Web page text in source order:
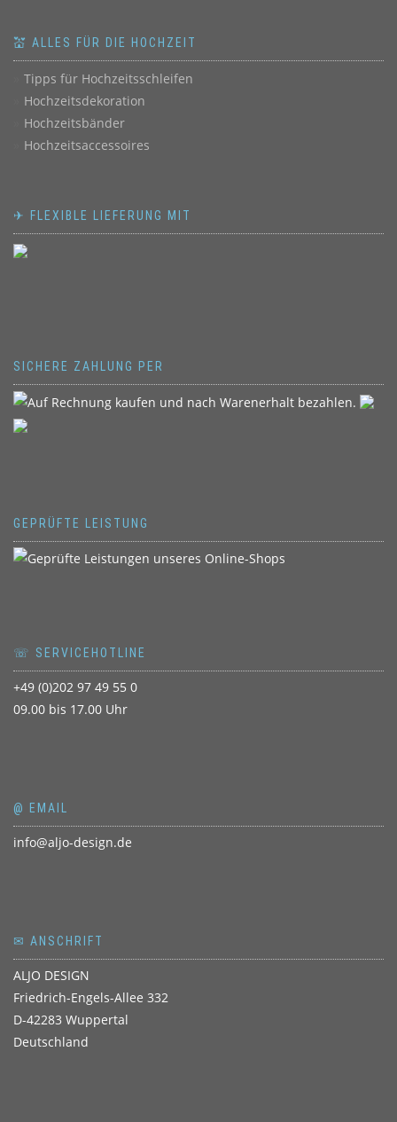
💒 ALLES FÜR DIE HOCHZEIT
Tipps für Hochzeitsschleifen
Hochzeitsdekoration
Hochzeitsbänder
Hochzeitsaccessoires
✈ FLEXIBLE LIEFERUNG MIT
SICHERE ZAHLUNG PER
GEPRÜFTE LEISTUNG
☏ SERVICEHOTLINE
+49 (0)202 97 49 55 0
09.00 bis 17.00 Uhr
@ EMAIL
info@aljo-design.de
✉ ANSCHRIFT
ALJO DESIGN
Friedrich-Engels-Allee 332
D-42283 Wuppertal
Deutschland